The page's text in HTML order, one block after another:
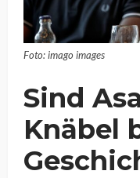
Foto: imago images
Sind
Knäbel